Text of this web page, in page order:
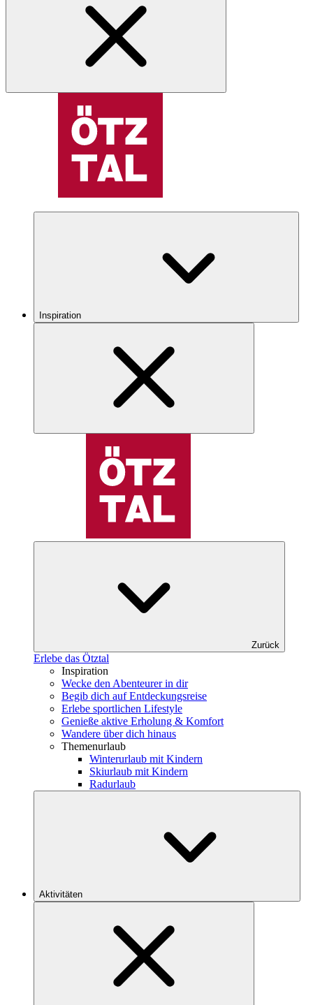
Inspiration
Zurück
Erlebe das Ötztal
Inspiration
Wecke den Abenteurer in dir
Begib dich auf Entdeckungsreise
Erlebe sportlichen Lifestyle
Genieße aktive Erholung & Komfort
Wandere über dich hinaus
Themenurlaub
Winterurlaub mit Kindern
Skiurlaub mit Kindern
Radurlaub
Aktivitäten